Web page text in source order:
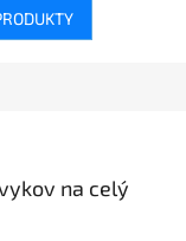
na celý